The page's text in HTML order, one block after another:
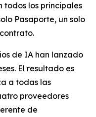
todos los principales
Pasaporte, un solo
de IA han lanzado
El resultado es
a todas las
proveedores
de